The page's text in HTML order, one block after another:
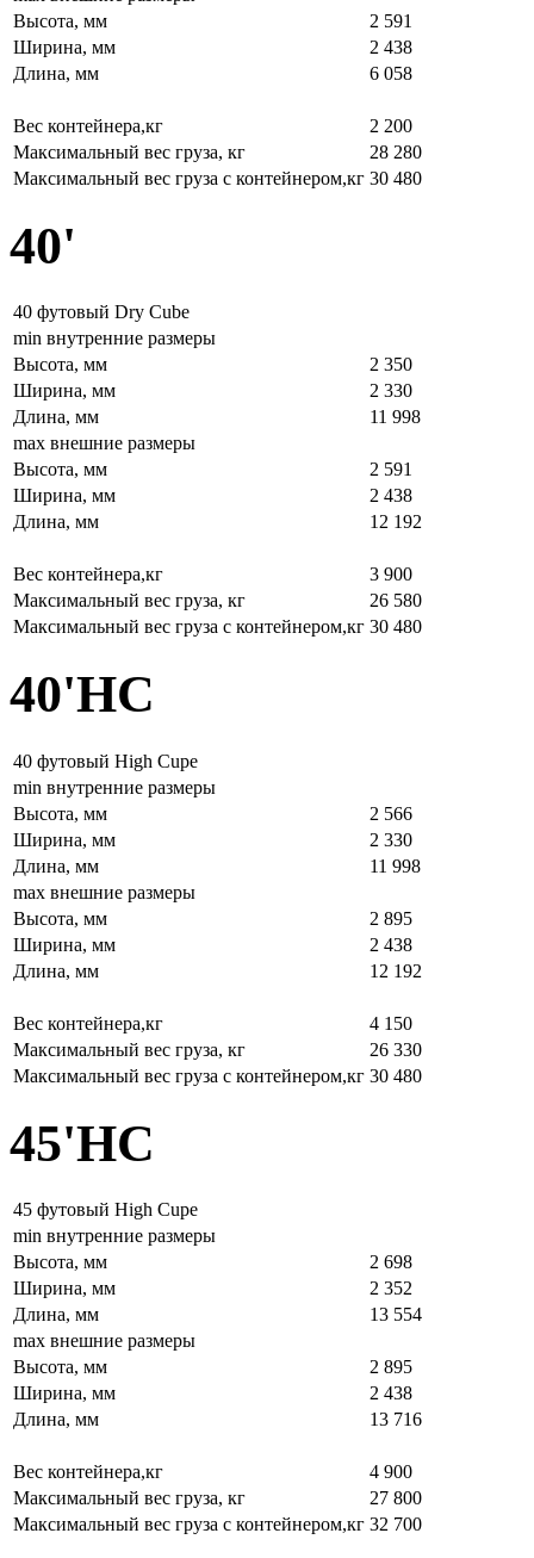
Высота, мм
2 591
Ширина, мм
2 438
Длина, мм
6 058
Вес контейнера,кг
2 200
Максимальный вес груза, кг
28 280
Максимальный вес груза с контейнером,кг 30 480
40'
40 футовый Dry Cube
min внутренние размеры
Высота, мм
2 350
Ширина, мм
2 330
Длина, мм
11 998
max внешние размеры
Высота, мм
2 591
Ширина, мм
2 438
Длина, мм
12 192
Вес контейнера,кг
3 900
Максимальный вес груза, кг
26 580
Максимальный вес груза с контейнером,кг 30 480
40'HC
40 футовый High Cupe
min внутренние размеры
Высота, мм
2 566
Ширина, мм
2 330
Длина, мм
11 998
max внешние размеры
Высота, мм
2 895
Ширина, мм
2 438
Длина, мм
12 192
Вес контейнера,кг
4 150
Максимальный вес груза, кг
26 330
Максимальный вес груза с контейнером,кг 30 480
45'HC
45 футовый High Cupe
min внутренние размеры
Высота, мм
2 698
Ширина, мм
2 352
Длина, мм
13 554
max внешние размеры
Высота, мм
2 895
Ширина, мм
2 438
Длина, мм
13 716
Вес контейнера,кг
4 900
Максимальный вес груза, кг
27 800
Максимальный вес груза с контейнером,кг 32 700